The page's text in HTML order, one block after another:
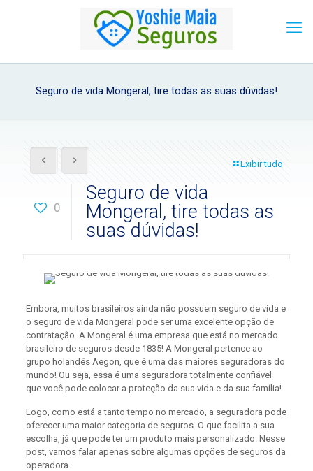
Seguro de vida Mongeral, tire todas as suas dúvidas!
Exibir tudo
0
Seguro de vida
Mongeral, tire todas as
suas dúvidas!
Embora, muitos brasileiros ainda não possuem seguro de vida e
o seguro de vida Mongeral pode ser uma excelente opção de
contratação. A Mongeral é uma empresa que está no mercado
brasileiro de seguros desde 1835! A Mongeral pertence ao
grupo holandês Aegon, que é uma das maiores seguradoras do
mundo! Ou seja, essa é uma seguradora totalmente confiável
que você pode colocar a proteção da sua vida e da sua família!
Logo, como está a tanto tempo no mercado, a seguradora pode
oferecer uma maior categoria de seguros. O que facilita a sua
escolha, já que pode ter um produto mais personalizado. Nesse
post, vamos falar apenas sobre algumas opções de seguros da
operadora.